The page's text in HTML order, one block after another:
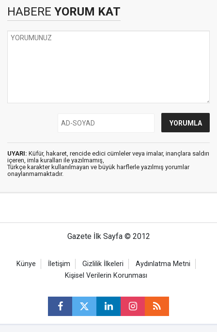
HABERE YORUM KAT
UYARI: Küfür, hakaret, rencide edici cümleler veya imalar, inançlara saldırı
içeren, imla kuralları ile yazılmamış,
Türkçe karakter kullanılmayan ve büyük harflerle yazılmış yorumlar
onaylanmamaktadır.
Gazete İlk Sayfa © 2012
Künye İletişim Gizlilik İlkeleri
Aydınlatma Metni
Kişisel Verilerin Korunması